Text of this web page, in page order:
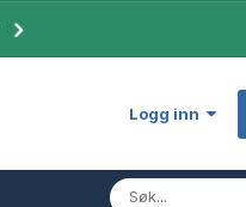
Logg inn